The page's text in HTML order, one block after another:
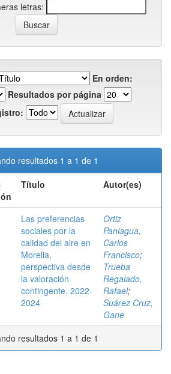
letras:
En orden:
Resultados por página
resultados 1 a 1 de 1
Título Autor(es)
Las preferencias
sociales por la
calidad del aire en
Morelia,
perspectiva desde
la valoración
contingente, 2022-
2024
Ortiz
Paniagua,
Carlos
Francisco;
Trueba
Regalado,
Rafael;
Suárez Cruz,
Gane
resultados 1 a 1 de 1